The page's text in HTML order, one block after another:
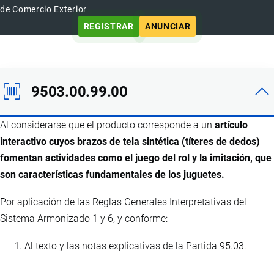
de Comercio Exterior
REGISTRAR
ANUNCIAR
9503.00.99.00
Al considerarse que el producto corresponde a un artículo
interactivo cuyos brazos de tela sintética (títeres de dedos)
fomentan actividades como el juego del rol y la imitación, que
son características fundamentales de los juguetes.
Por aplicación de las Reglas Generales Interpretativas del
Sistema Armonizado 1 y 6, y conforme:
Al texto y las notas explicativas de la Partida 95.03.